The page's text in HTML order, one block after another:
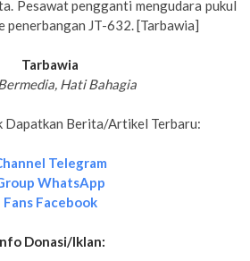
Pesawat pengganti mengudara pukul
penerbangan JT-632. [Tarbawia]
Tarbawia
Hati Bahagia
Dapatkan Berita/Artikel Terbaru:
Telegram
WhatsApp
Fans Facebook
Donasi/Iklan: